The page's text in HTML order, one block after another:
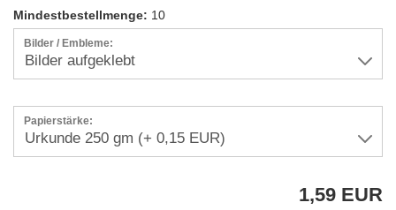
Mindestbestellmenge: 10
Bilder / Embleme:
Papierstärke:
1,59 EUR